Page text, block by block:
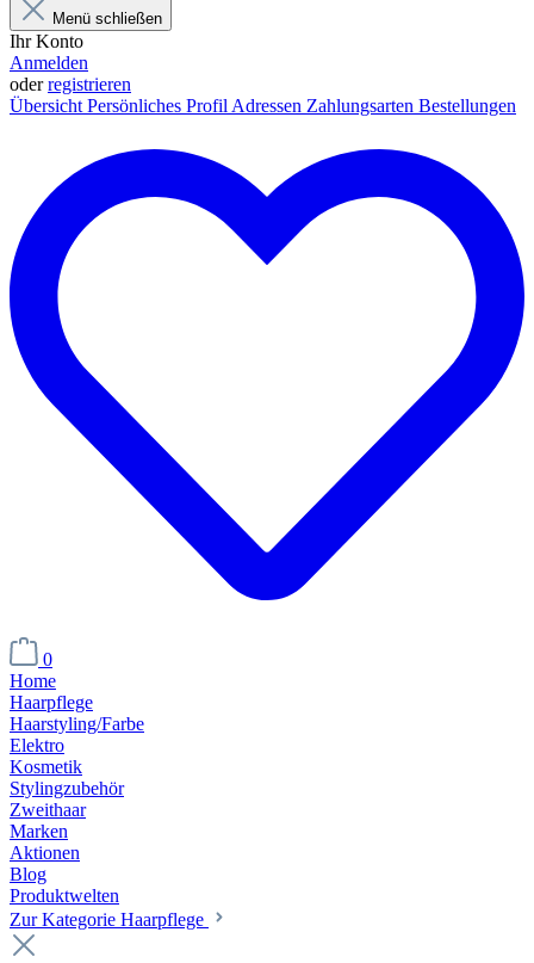
Menü schließen
Ihr Konto
Anmelden
oderregistrieren
Übersicht Persönliches Profil Adressen Zahlungsarten Bestellungen
0
Home
Haarpflege
Haarstyling/Farbe
Elektro
Kosmetik
Stylingzubehör
Zweithaar
Marken
Aktionen
Blog
Produktwelten
Zur Kategorie Haarpflege